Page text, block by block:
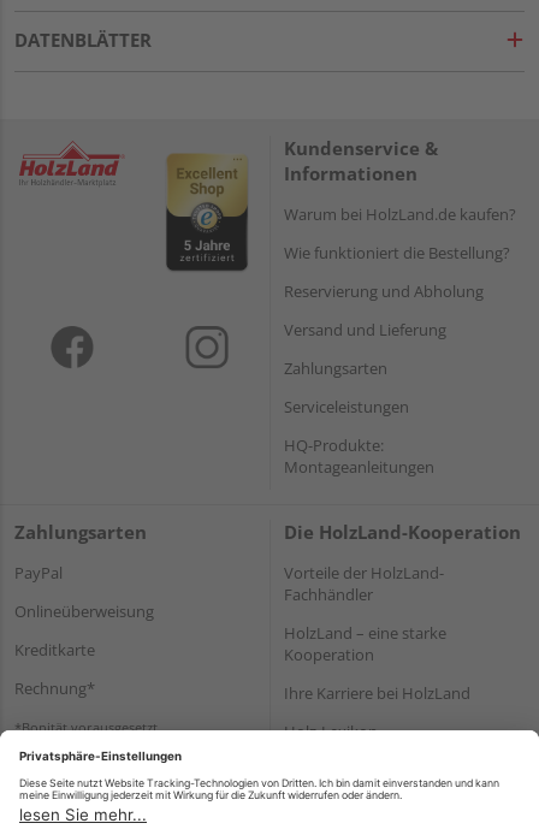
DATENBLÄTTER
Kundenservice &
Informationen
Warum bei HolzLand.de kaufen?
Wie funktioniert die Bestellung?
Reservierung und Abholung
Versand und Lieferung
Zahlungsarten
Serviceleistungen
HQ-Produkte:
Montageanleitungen
Zahlungsarten
PayPal
Onlineüberweisung
Kreditkarte
Rechnung*
*Bonität vorausgesetzt
Die HolzLand-Kooperation
Vorteile der HolzLand-
Fachhändler
HolzLand – eine starke
Kooperation
Ihre Karriere bei HolzLand
Holz-Lexikon